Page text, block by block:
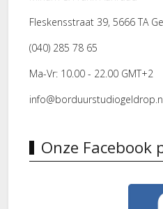
Fleskensstraat 39, 5666 TA
(040) 285 78 65
Ma-Vr: 10.00 - 22.00 GMT+2
Onze Facebook